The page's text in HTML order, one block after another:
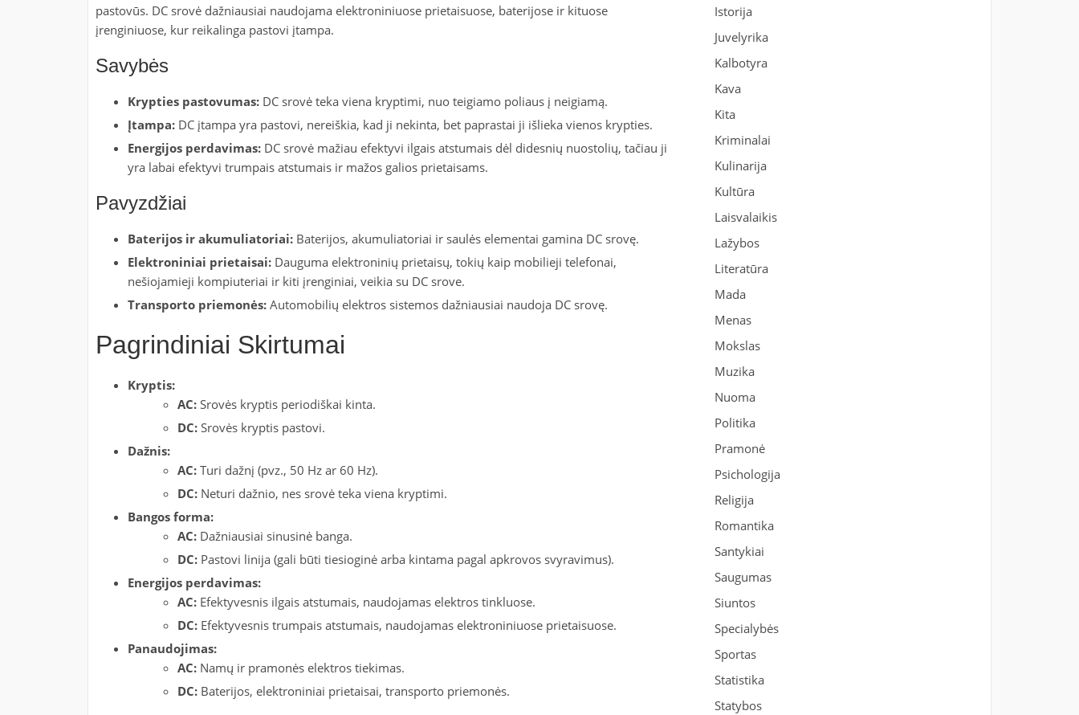
pastovūs. DC srovė dažniausiai naudojama elektroniniuose prietaisuose, baterijose ir kituose
įrenginiuose, kur reikalinga pastovi įtampa.
Savybės
Krypties pastovumas:DC srovė teka viena kryptimi, nuo teigiamo poliaus į neigiamą.
Įtampa:DC įtampa yra pastovi, nereiškia, kad ji nekinta, bet paprastai ji išlieka vienos krypties.
Energijos perdavimas:DC srovė mažiau efektyvi ilgais atstumais dėl didesnių nuostolių, tačiau ji
yra labai efektyvi trumpais atstumais ir mažos galios prietaisams.
Pavyzdžiai
Baterijos ir akumuliatoriai:Baterijos, akumuliatoriai ir saulės elementai gamina DC srovę.
Elektroniniai prietaisai:Dauguma elektroninių prietaisų, tokių kaip mobilieji telefonai,
nešiojamieji kompiuteriai ir kiti įrenginiai, veikia su DC srove.
Transporto priemonės:Automobilių elektros sistemos dažniausiai naudoja DC srovę.
Pagrindiniai Skirtumai
Kryptis:
AC: Srovės kryptis periodiškai kinta.
DC: Srovės kryptis pastovi.
Dažnis:
AC: Turi dažnį (pvz., 50 Hz ar 60 Hz).
DC: Neturi dažnio, nes srovė teka viena kryptimi.
Bangos forma:
AC: Dažniausiai sinusinė banga.
DC: Pastovi linija (gali būti tiesioginė arba kintama pagal apkrovos svyravimus).
Energijos perdavimas:
AC: Efektyvesnis ilgais atstumais, naudojamas elektros tinkluose.
DC: Efektyvesnis trumpais atstumais, naudojamas elektroniniuose prietaisuose.
Panaudojimas:
AC: Namų ir pramonės elektros tiekimas.
DC: Baterijos, elektroniniai prietaisai, transporto priemonės.
Istorija
Juvelyrika
Kalbotyra
Kava
Kita
Kriminalai
Kulinarija
Kultūra
Laisvalaikis
Lažybos
Literatūra
Mada
Menas
Mokslas
Muzika
Nuoma
Politika
Pramonė
Psichologija
Religija
Romantika
Santykiai
Saugumas
Siuntos
Specialybės
Sportas
Statistika
Statybos